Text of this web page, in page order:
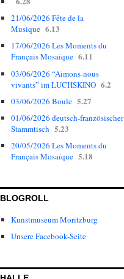
21/06/2026 Fête de la
Musique 6.13
17/06/2026 Les Moments du
Français Mosaïque 6.11
03/06/2026 “Aimons-nous
vivants” im LUCHSKINO 6.2
03/06/2026 Boule 5.27
01/06/2026 deutsch-französischer
Stammtisch 5.23
20/05/2026 Les Moments du
Français Mosaïque 5.18
BLOGROLL
Kunstmuseum Moritzburg
Unsere Facebook-Seite